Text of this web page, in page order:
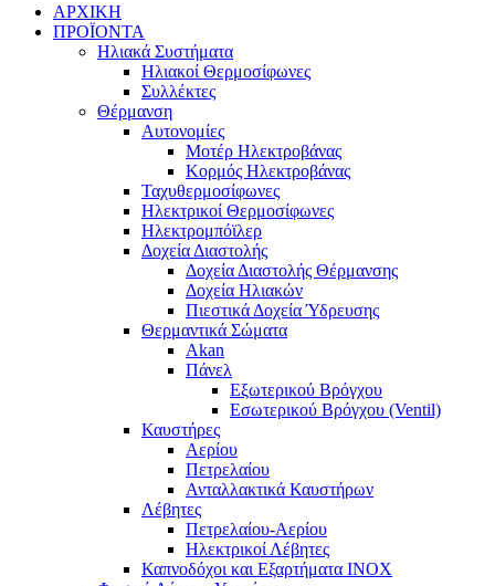
ΑΡΧΙΚΗ
ΠΡΟΪΟΝΤΑ
Ηλιακά Συστήματα
Ηλιακοί Θερμοσίφωνες
Συλλέκτες
Θέρμανση
Αυτονομίες
Μοτέρ Ηλεκτροβάνας
Κορμός Ηλεκτροβάνας
Ταχυθερμοσίφωνες
Ηλεκτρικοί Θερμοσίφωνες
Ηλεκτρομπόϊλερ
Δοχεία Διαστολής
Δοχεία Διαστολής Θέρμανσης
Δοχεία Ηλιακών
Πιεστικά Δοχεία Ύδρευσης
Θερμαντικά Σώματα
Akan
Πάνελ
Εξωτερικού Βρόγχου
Εσωτερικού Βρόγχου (Ventil)
Καυστήρες
Αερίου
Πετρελαίου
Ανταλλακτικά Καυστήρων
Λέβητες
Πετρελαίου-Αερίου
Ηλεκτρικοί Λέβητες
Καπνοδόχοι και Εξαρτήματα ΙΝΟΧ